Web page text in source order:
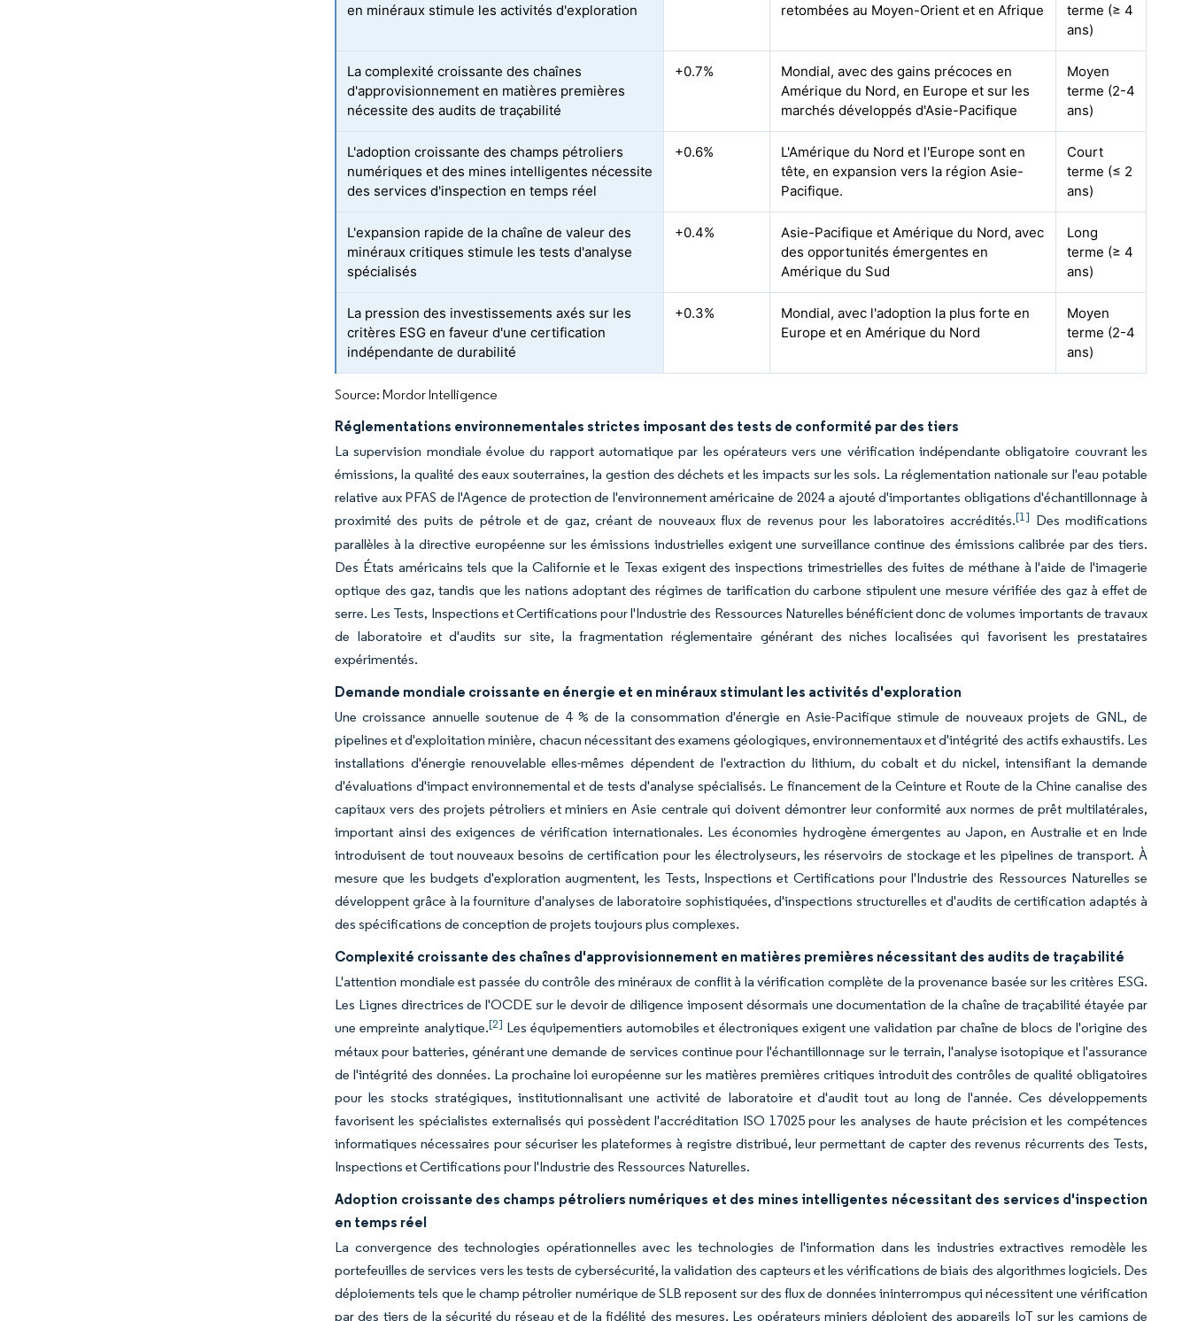
en minéraux stimule les activités d'exploration
retombées au Moyen-Orient et en Afrique
terme (≥ 4
ans)
La complexité croissante des chaînes
d'approvisionnement en matières premières
nécessite des audits de traçabilité
+0.7%
Mondial, avec des gains précoces en
Amérique du Nord, en Europe et sur les
marchés développés d'Asie-Pacifique
Moyen
terme (2-4
ans)
L'adoption croissante des champs pétroliers
numériques et des mines intelligentes nécessite
des services d'inspection en temps réel
+0.6%
L'Amérique du Nord et l'Europe sont en
tête, en expansion vers la région Asie-
Pacifique.
Court
terme (≤ 2
ans)
L'expansion rapide de la chaîne de valeur des
minéraux critiques stimule les tests d'analyse
spécialisés
+0.4%
Asie-Pacifique et Amérique du Nord, avec
des opportunités émergentes en
Amérique du Sud
Long
terme (≥ 4
ans)
La pression des investissements axés sur les
critères ESG en faveur d'une certification
indépendante de durabilité
+0.3%
Mondial, avec l'adoption la plus forte en
Europe et en Amérique du Nord
Moyen
terme (2-4
ans)
Source: Mordor Intelligence
Réglementations environnementales strictes imposant des tests de conformité par des tiers
La supervision mondiale évolue du rapport automatique par les opérateurs vers une vérification indépendante obligatoire couvrant les
émissions, la qualité des eaux souterraines, la gestion des déchets et les impacts sur les sols. La réglementation nationale sur l'eau potable
relative aux PFAS de l'Agence de protection de l'environnement américaine de 2024 a ajouté d'importantes obligations d'échantillonnage à
proximité des puits de pétrole et de gaz, créant de nouveaux flux de revenus pour les laboratoires accrédités.[1] Des modifications
parallèles à la directive européenne sur les émissions industrielles exigent une surveillance continue des émissions calibrée par des tiers.
Des États américains tels que la Californie et le Texas exigent des inspections trimestrielles des fuites de méthane à l'aide de l'imagerie
optique des gaz, tandis que les nations adoptant des régimes de tarification du carbone stipulent une mesure vérifiée des gaz à effet de
serre. Les Tests, Inspections et Certifications pour l'Industrie des Ressources Naturelles bénéficient donc de volumes importants de travaux
de laboratoire et d'audits sur site, la fragmentation réglementaire générant des niches localisées qui favorisent les prestataires
expérimentés.
Demande mondiale croissante en énergie et en minéraux stimulant les activités d'exploration
Une croissance annuelle soutenue de 4 % de la consommation d'énergie en Asie-Pacifique stimule de nouveaux projets de GNL, de
pipelines et d'exploitation minière, chacun nécessitant des examens géologiques, environnementaux et d'intégrité des actifs exhaustifs. Les
installations d'énergie renouvelable elles-mêmes dépendent de l'extraction du lithium, du cobalt et du nickel, intensifiant la demande
d'évaluations d'impact environnemental et de tests d'analyse spécialisés. Le financement de la Ceinture et Route de la Chine canalise des
capitaux vers des projets pétroliers et miniers en Asie centrale qui doivent démontrer leur conformité aux normes de prêt multilatérales,
important ainsi des exigences de vérification internationales. Les économies hydrogène émergentes au Japon, en Australie et en Inde
introduisent de tout nouveaux besoins de certification pour les électrolyseurs, les réservoirs de stockage et les pipelines de transport. À
mesure que les budgets d'exploration augmentent, les Tests, Inspections et Certifications pour l'Industrie des Ressources Naturelles se
développent grâce à la fourniture d'analyses de laboratoire sophistiquées, d'inspections structurelles et d'audits de certification adaptés à
des spécifications de conception de projets toujours plus complexes.
Complexité croissante des chaînes d'approvisionnement en matières premières nécessitant des audits de traçabilité
L'attention mondiale est passée du contrôle des minéraux de conflit à la vérification complète de la provenance basée sur les critères ESG.
Les Lignes directrices de l'OCDE sur le devoir de diligence imposent désormais une documentation de la chaîne de traçabilité étayée par
une empreinte analytique.[2] Les équipementiers automobiles et électroniques exigent une validation par chaîne de blocs de l'origine des
métaux pour batteries, générant une demande de services continue pour l'échantillonnage sur le terrain, l'analyse isotopique et l'assurance
de l'intégrité des données. La prochaine loi européenne sur les matières premières critiques introduit des contrôles de qualité obligatoires
pour les stocks stratégiques, institutionnalisant une activité de laboratoire et d'audit tout au long de l'année. Ces développements
favorisent les spécialistes externalisés qui possèdent l'accréditation ISO 17025 pour les analyses de haute précision et les compétences
informatiques nécessaires pour sécuriser les plateformes à registre distribué, leur permettant de capter des revenus récurrents des Tests,
Inspections et Certifications pour l'Industrie des Ressources Naturelles.
Adoption croissante des champs pétroliers numériques et des mines intelligentes nécessitant des services d'inspection
en temps réel
La convergence des technologies opérationnelles avec les technologies de l'information dans les industries extractives remodèle les
portefeuilles de services vers les tests de cybersécurité, la validation des capteurs et les vérifications de biais des algorithmes logiciels. Des
déploiements tels que le champ pétrolier numérique de SLB reposent sur des flux de données ininterrompus qui nécessitent une vérification
par des tiers de la sécurité du réseau et de la fidélité des mesures. Les opérateurs miniers déploient des appareils IoT sur les camions de